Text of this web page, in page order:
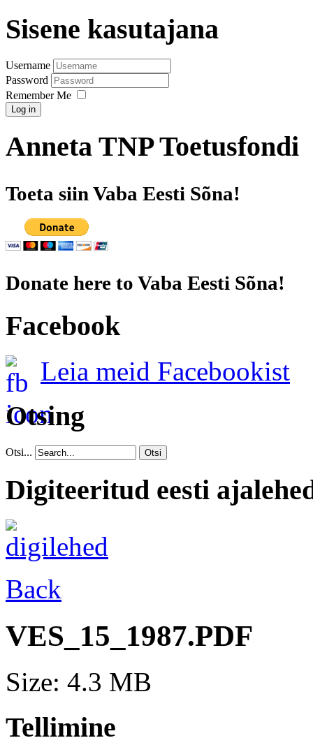
Sisene kasutajana
Username
Password
Remember Me
Log in
Anneta TNP Toetusfondi
Toeta siin Vaba Eesti Sõna!
Donate here to Vaba Eesti Sõna!
Facebook
Leia meid Facebookist
Otsing
Otsi... Otsi
Digiteeritud eesti
Back
VES_15_1987.PDF
Size: 4.3 MB
Tellimine